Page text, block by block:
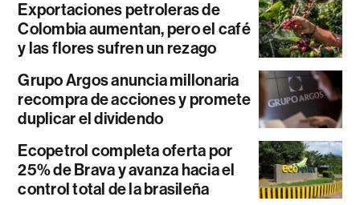
Exportaciones petroleras de
Colombia aumentan, pero el café
y las flores sufren un rezago
Grupo Argos anuncia millonaria
recompra de acciones y promete
duplicar el dividendo
Ecopetrol completa oferta por
25% de Brava y avanza hacia el
control total de la brasileña